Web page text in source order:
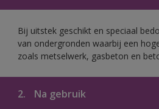
Bij uitstek geschikt en speciaal
van ondergronden waarbij een
zoals metselwerk, gasbeton en
2. Na gebruik